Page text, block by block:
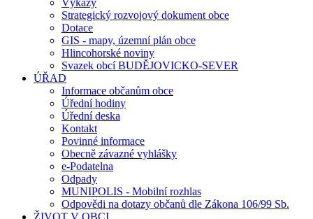
Výkazy
Strategický rozvojový dokument obce
Dotace
GIS - mapy, územní plán obce
Hlincohorské noviny
Svazek obcí BUDĚJOVICKO-SEVER
ÚŘAD
Informace občanům obce
Úřední hodiny
Úřední deska
Kontakt
Povinné informace
Obecně závazné vyhlášky
e-Podatelna
Odpady
MUNIPOLIS - Mobilní rozhlas
Odpovědi na dotazy občanů dle Zákona 106/99 Sb.
ŽIVOT V OBCI